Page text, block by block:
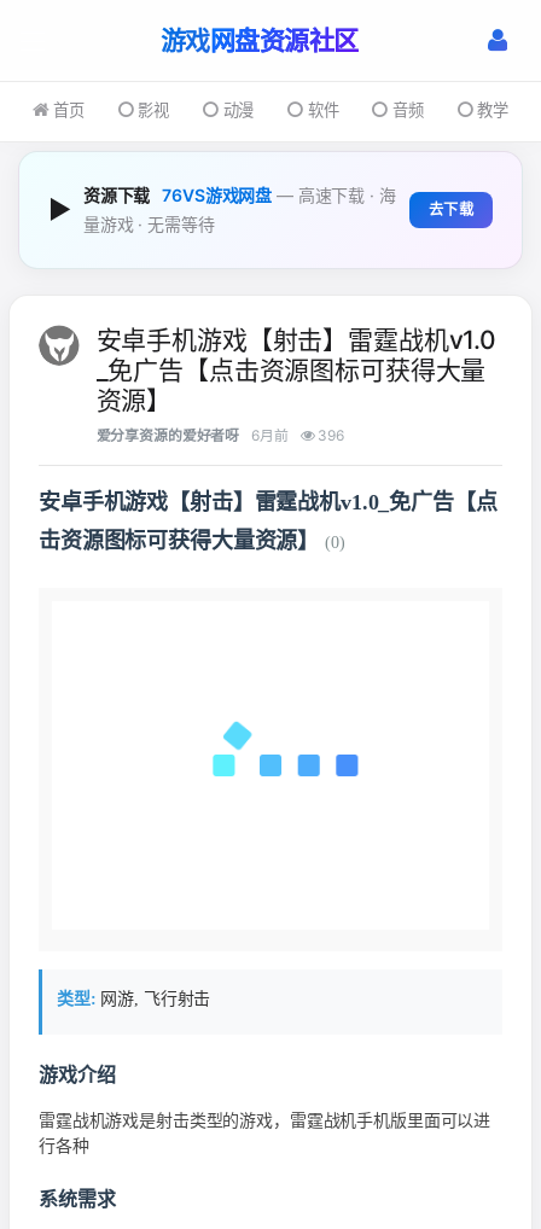
游戏
首页 影视 动漫 软件 音频 教学
▶ 资源下载 76VS游戏网盘 — 高速下载 · 海
量游戏 · 无需等待
去下载
安卓手机游戏【射击】雷霆战机v1.0
_免广告【点击资源图标可获得大量
资源】
爱分享资源的爱好者呀 6月前 396
安卓手机游戏【射击】雷霆战机v1.0_免广告【点
击资源图标可获得大量资源】(0)
类型: 网游, 飞行射击
游戏介绍
雷霆战机游戏是射击类型的游戏，雷霆战机手机版里面可以进
行各种
系统需求